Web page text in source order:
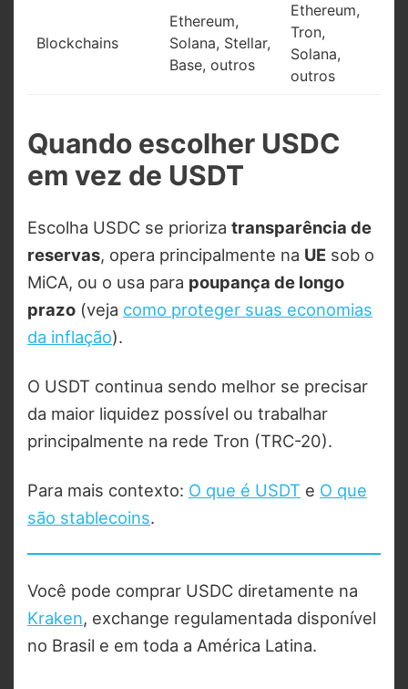
Blockchains
Ethereum,
Solana, Stellar,
Base, outros
Ethereum,
Tron,
Solana,
outros
Quando escolher USDC
em vez de USDT
Escolha USDC se prioriza transparência de
reservas, opera principalmente na UE sob o
MiCA, ou o usa para poupança de longo
prazo (veja como proteger suas economias
da inflação).
O USDT continua sendo melhor se precisar
da maior liquidez possível ou trabalhar
principalmente na rede Tron (TRC-20).
Para mais contexto: O que é USDT e O que
são stablecoins.
Você pode comprar USDC diretamente na
Kraken, exchange regulamentada disponível
no Brasil e em toda a América Latina.